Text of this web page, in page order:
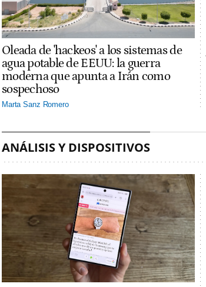
Oleada de 'hackeos' a los sistemas de
agua potable de EEUU: la guerra
moderna que apunta a Irán como
sospechoso
Marta Sanz Romero
ANÁLISIS Y DISPOSITIVOS